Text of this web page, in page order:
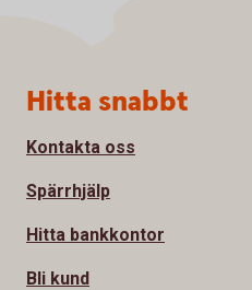
Sidfot
Hitta snabbt
Kontakta oss
Spärrhjälp
Hitta bankkontor
Bli kund